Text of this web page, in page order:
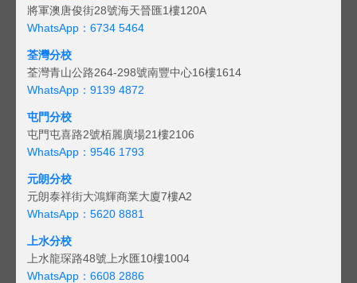
將軍澳唐俊街28號海天晉匯1樓120A
WhatsApp：6734 5464
荃灣分校
荃灣青山公路264-298號南豐中心16樓1614
WhatsApp：9139 4872
屯門分校
屯門屯喜路2號栢麗廣場21樓2106
WhatsApp：9546 1793
元朗分校
元朗泰祥街大鴻輝商業大廈7樓A2
WhatsApp：5620 8881
上水分校
上水龍琛路48號上水匯10樓1004
WhatsApp：6608 2886